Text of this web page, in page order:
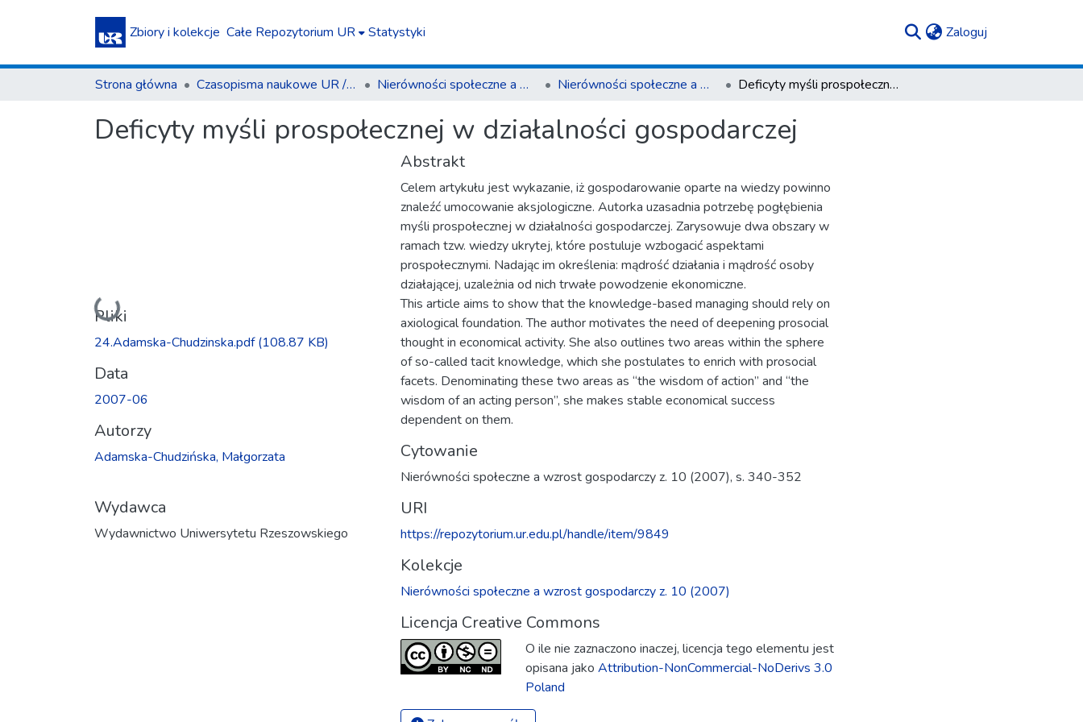
Zbiory i kolekcje Całe Repozytorium UR Statystyki Zaloguj
Strona główna Czasopisma naukowe UR / Scientific Journals Nierówności społeczne a wzrost gospodarczy Nierówności społeczne a wzrost gospodarczy z. 10 (2007) Deficyty myśli prospołecznej w działalności gospodarczej
Deficyty myśli prospołecznej w działalności gospodarczej
Ładowanie...
Pliki
24.Adamska-Chudzinska.pdf(108.87 KB)
Data
2007-06
Autorzy
Adamska-Chudzińska, Małgorzata
Wydawca
Wydawnictwo Uniwersytetu Rzeszowskiego
Abstrakt
Celem artykułu jest wykazanie, iż gospodarowanie oparte na wiedzy powinno
znaleźć umocowanie aksjologiczne. Autorka uzasadnia potrzebę pogłębienia
myśli prospołecznej w działalności gospodarczej. Zarysowuje dwa obszary w
ramach tzw. wiedzy ukrytej, które postuluje wzbogacić aspektami
prospołecznymi. Nadając im określenia: mądrość działania i mądrość osoby
działającej, uzależnia od nich trwałe powodzenie ekonomiczne.
This article aims to show that the knowledge-based managing should rely on
axiological foundation. The author motivates the need of deepening prosocial
thought in economical activity. She also outlines two areas within the sphere
of so-called tacit knowledge, which she postulates to enrich with prosocial
facets. Denominating these two areas as “the wisdom of action” and “the
wisdom of an acting person”, she makes stable economical success
dependent on them.
Cytowanie
Nierówności społeczne a wzrost gospodarczy z. 10 (2007), s. 340-352
URI
https://repozytorium.ur.edu.pl/handle/item/9849
Kolekcje
Nierówności społeczne a wzrost gospodarczy z. 10 (2007)
Licencja Creative Commons
O ile nie zaznaczono inaczej, licencja tego elementu jest
opisana jako Attribution-NonCommercial-NoDerivs 3.0
Poland